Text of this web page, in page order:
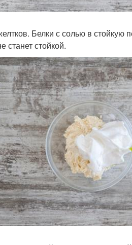
Белки с солью в
станет стойкой.